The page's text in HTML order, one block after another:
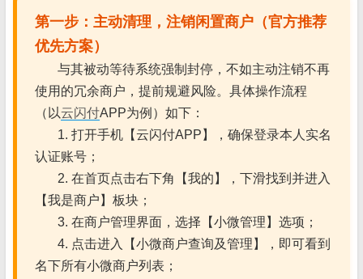
第一步：主动清理，注销闲置商户（官方推荐
优先方案）
与其被动等待系统强制封停，不如主动注销不再
使用的冗余商户，提前规避风险。具体操作流程
（以云闪付APP为例）如下：
1. 打开手机【云闪付APP】，确保登录本人实名
认证账号；
2. 在首页点击右下角【我的】，下滑找到并进入
【我是商户】板块；
3. 在商户管理界面，选择【小微管理】选项；
4. 点击进入【小微商户查询及管理】，即可看到
名下所有小微商户列表；